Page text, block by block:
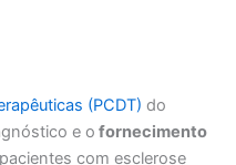
(PCDT) do
e o fornecimento
com esclerose